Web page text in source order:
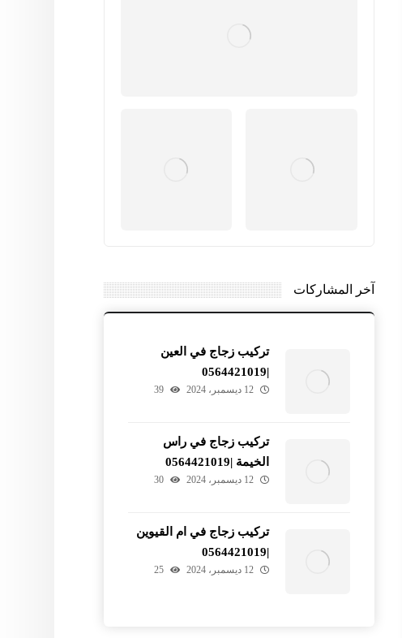
آخر المشاركات
تركيب زجاج في العين
|0564421019
12 ديسمبر، 2024 39
تركيب زجاج في راس
الخيمة |0564421019
12 ديسمبر، 2024 30
تركيب زجاج في ام القيوين
|0564421019
12 ديسمبر، 2024 25